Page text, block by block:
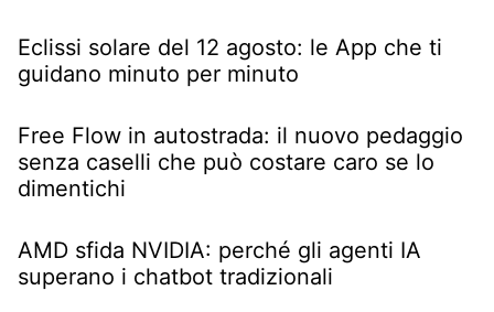
Eclissi solare del 12 agosto: le App che ti
guidano minuto per minuto
Free Flow in autostrada: il nuovo pedaggio
senza caselli che può costare caro se lo
dimentichi
AMD sfida NVIDIA: perché gli agenti IA
superano i chatbot tradizionali